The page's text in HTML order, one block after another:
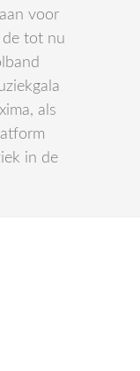
voor
de tot nu
als
in de